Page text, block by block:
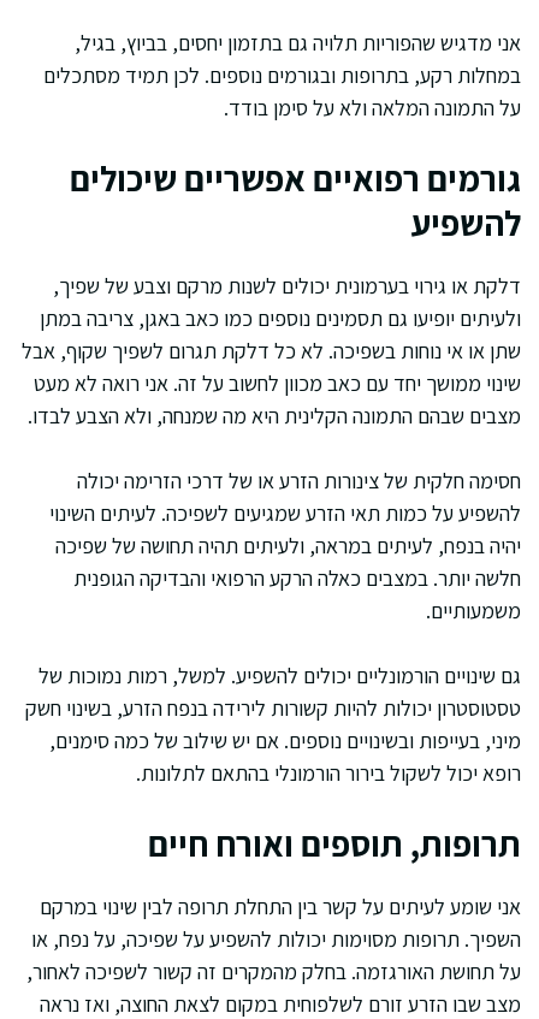
אני מדגיש שהפוריות תלויה גם בתזמון יחסים, בביוץ, בגיל,
במחלות רקע, בתרופות ובגורמים נוספים. לכן תמיד מסתכלים
על התמונה המלאה ולא על סימן בודד.
גורמים רפואיים אפשריים שיכולים
להשפיע
דלקת או גירוי בערמונית יכולים לשנות מרקם וצבע של שפיך,
ולעיתים יופיעו גם תסמינים נוספים כמו כאב באגן, צריבה במתן
שתן או אי נוחות בשפיכה. לא כל דלקת תגרום לשפיך שקוף, אבל
שינוי ממושך יחד עם כאב מכוון לחשוב על זה. אני רואה לא מעט
מצבים שבהם התמונה הקלינית היא מה שמנחה, ולא הצבע לבדו.
חסימה חלקית של צינורות הזרע או של דרכי הזרימה יכולה
להשפיע על כמות תאי הזרע שמגיעים לשפיכה. לעיתים השינוי
יהיה בנפח, לעיתים במראה, ולעיתים תהיה תחושה של שפיכה
חלשה יותר. במצבים כאלה הרקע הרפואי והבדיקה הגופנית
משמעותיים.
גם שינויים הורמונליים יכולים להשפיע. למשל, רמות נמוכות של
טסטוסטרון יכולות להיות קשורות לירידה בנפח הזרע, בשינוי חשק
מיני, בעייפות ובשינויים נוספים. אם יש שילוב של כמה סימנים,
רופא יכול לשקול בירור הורמונלי בהתאם לתלונות.
תרופות, תוספים ואורח חיים
אני שומע לעיתים על קשר בין התחלת תרופה לבין שינוי במרקם
השפיך. תרופות מסוימות יכולות להשפיע על שפיכה, על נפח, או
על תחושת האורגזמה. בחלק מהמקרים זה קשור לשפיכה לאחור,
מצב שבו הזרע זורם לשלפוחית במקום לצאת החוצה, ואז נראה